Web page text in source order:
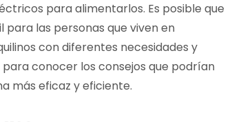
para alimentarlos. Es posible que
para las personas que viven en
con diferentes necesidades y
para conocer los consejos que podrían
más eficaz y eficiente.